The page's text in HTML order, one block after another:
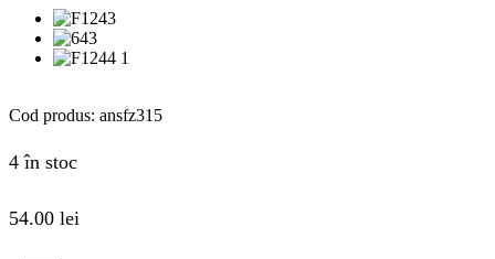
Cod produs: ansfz315
4 în stoc
54.00 lei